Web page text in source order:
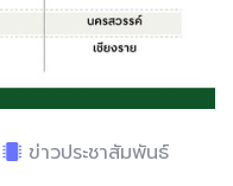
ข่าวประชาสัมพันธ์